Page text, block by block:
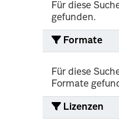
Für diese
gefunden.
Formate
Für diese
Formate
Lizenzen